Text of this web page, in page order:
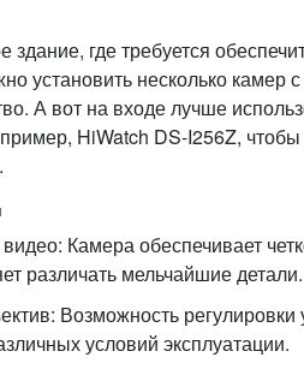
где требуется
установить несколько камер
А вот на входе лучше
HiWatch DS-I256Z,
Камера обеспечивает
различать мельчайшие детали.
Возможность регулировки
условий эксплуатации.